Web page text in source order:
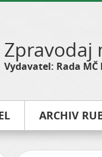
Zpravodaj
Vydavatel: Rada
ARCHIV